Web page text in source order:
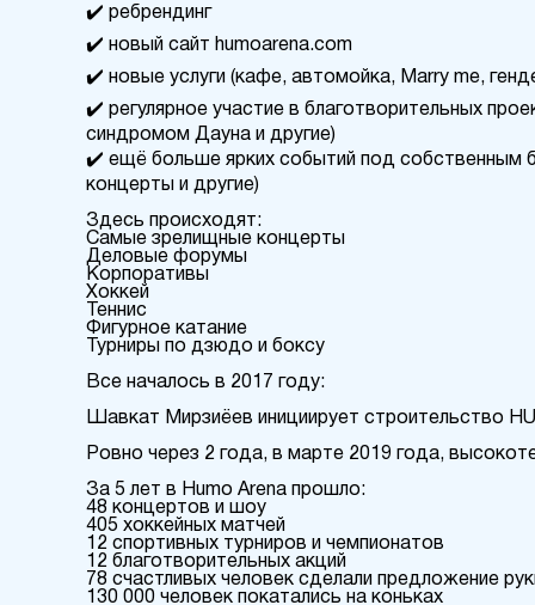
✔️ ребрендинг
✔️ новый сайт humoarena.com
✔️ новые услуги (кафе, автомойка, Marry me,
✔️ регулярное участие в благотворительных
синдромом Дауна и другие)
✔️ ещё больше ярких событий под собственным
концерты и другие)
Здесь происходят:
Самые зрелищные концерты
Деловые форумы
Корпоративы
Хоккей
Теннис
Фигурное катание
Турниры по дзюдо и боксу
Все началось в 2017 году:
Шавкат Мирзиёев инициирует строительство
Ровно через 2 года, в марте 2019 года,
За 5 лет в Humo Arena прошло:
48 концертов и шоу
405 хоккейных матчей
12 спортивных турниров и чемпионатов
12 благотворительных акций
78 счастливых человек сделали предложение
130 000 человек покатались на коньках